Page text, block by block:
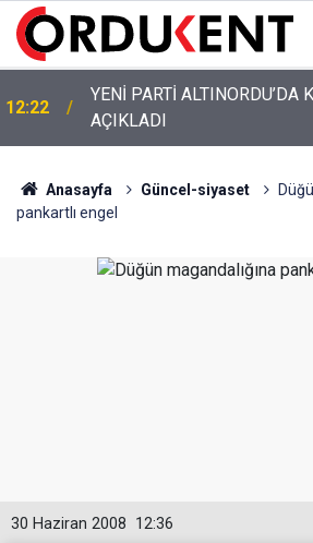
12:22
YENİ PARTİ ALTINORDU’DA
AÇIKLADI
Anasayfa Güncel-siyaset
pankartlı engel
12:36
30 Haziran 2008